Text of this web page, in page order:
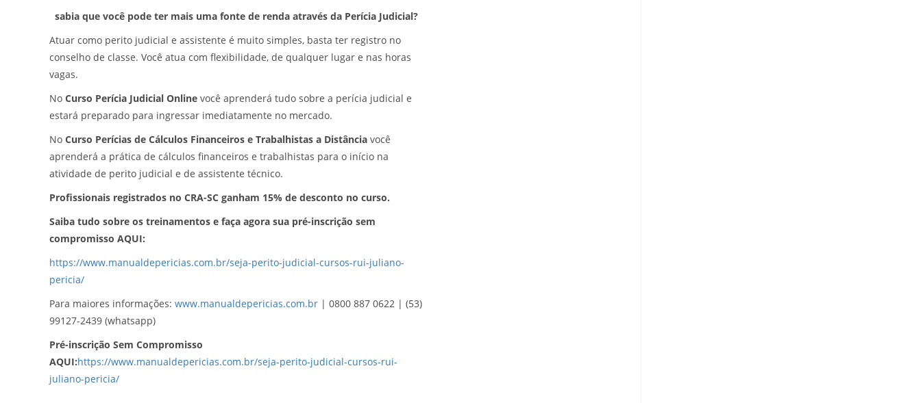
sabia que você pode ter mais uma fonte de renda através da Perícia Judicial?
Atuar como perito judicial e assistente é muito simples, basta ter registro no
conselho de classe. Você atua com flexibilidade, de qualquer lugar e nas horas
vagas.
No Curso Perícia Judicial Online você aprenderá tudo sobre a perícia judicial e
estará preparado para ingressar imediatamente no mercado.
No Curso Perícias de Cálculos Financeiros e Trabalhistas a Distância você
aprenderá a prática de cálculos financeiros e trabalhistas para o início na
atividade de perito judicial e de assistente técnico.
Profissionais registrados no CRA-SC ganham 15% de desconto no curso.
Saiba tudo sobre os treinamentos e faça agora sua pré-inscrição sem
compromisso AQUI:
https://www.manualdepericias.com.br/seja-perito-judicial-cursos-rui-juliano-
pericia/
Para maiores informações: www.manualdepericias.com.br | 0800 887 0622 | (53)
99127-2439 (whatsapp)
Pré-inscrição Sem Compromisso
AQUI:https://www.manualdepericias.com.br/seja-perito-judicial-cursos-rui-
juliano-pericia/